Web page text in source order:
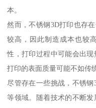
本。
然而，不锈钢3D打印也存
较高，因此制造成本也较
性，打印过程中可能会出
打印的表面质量可能不如传
尽管存在一些挑战，不锈
等领域。随着技术的不断